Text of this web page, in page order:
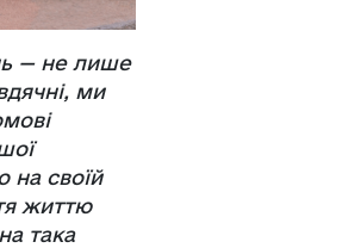
— не лише
ми
на своїй
життю
така